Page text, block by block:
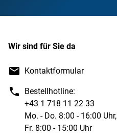
Wir sind für Sie da
Kontaktformular
Bestellhotline:
+43 1 718 11 22 33
Mo. - Do. 8:00 - 16:00 Uhr,
Fr. 8:00 - 15:00 Uhr